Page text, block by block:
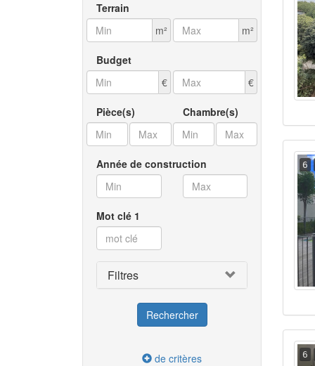
Terrain
m²
m²
Budget
€
€
Pièce(s) Chambre(s)
Année de construction
Mot clé 1
Filtres
de critères
6
6